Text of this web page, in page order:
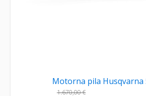
Motorna pila Husqvarna
1.670,00€